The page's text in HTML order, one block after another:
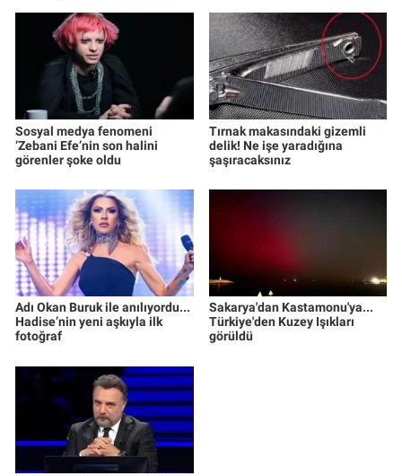
Sosyal medya fenomeni
‘Zebani Efe’nin son halini
görenler şoke oldu
Tırnak makasındaki gizemli
delik! Ne işe yaradığına
şaşıracaksınız
Adı Okan Buruk ile anılıyordu...
Hadise’nin yeni aşkıyla ilk
fotoğraf
Sakarya'dan Kastamonu'ya...
Türkiye'den Kuzey Işıkları
görüldü